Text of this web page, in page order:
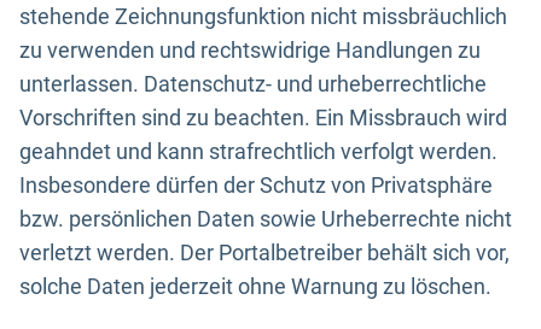
stehende Zeichnungsfunktion nicht missbräuchlich
zu verwenden und rechtswidrige Handlungen zu
unterlassen. Datenschutz- und urheberrechtliche
Vorschriften sind zu beachten. Ein Missbrauch wird
geahndet und kann strafrechtlich verfolgt werden.
Insbesondere dürfen der Schutz von Privatsphäre
bzw. persönlichen Daten sowie Urheberrechte nicht
verletzt werden. Der Portalbetreiber behält sich vor,
solche Daten jederzeit ohne Warnung zu löschen.